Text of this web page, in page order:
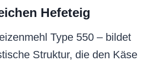
Hefeteig
Type 550 – bildet
Struktur, die den Käse